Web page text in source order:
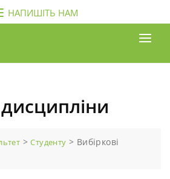
НАПИШІТЬ НАМ
>Студенту > Вибіркові